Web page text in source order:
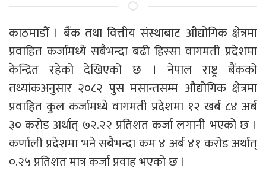
काठमाडाैँ । बैंक तथा वित्तीय संस्थाबाट औद्योगिक क्षेत्रमा
प्रवाहित कर्जामध्ये सबैभन्दा बढी हिस्सा वागमती प्रदेशमा
केन्द्रित रहेको देखिएको छ । नेपाल राष्ट्र बैंकको
तथ्यांकअनुसार २०८२ पुस मसान्तसम्म औद्योगिक क्षेत्रमा
प्रवाहित कुल कर्जामध्ये वागमती प्रदेशमा १२ खर्ब ८४ अर्ब
३० करोड अर्थात् ७२.२२ प्रतिशत कर्जा लगानी भएको छ ।
कर्णाली प्रदेशमा भने सबैभन्दा कम ४ अर्ब ४१ करोड अर्थात्
०.२५ प्रतिशत मात्र कर्जा प्रवाह भएको छ ।